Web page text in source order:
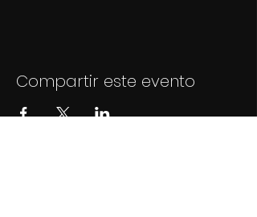
Compartir este evento